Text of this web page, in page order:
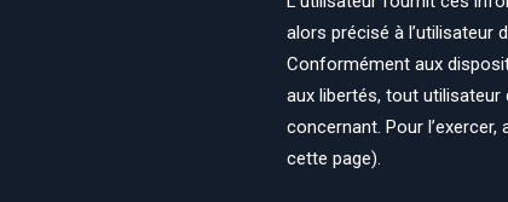
alors précisé à l’utilisateur
Conformément aux
aux libertés, tout utilisateur
concernant. Pour
cette page).